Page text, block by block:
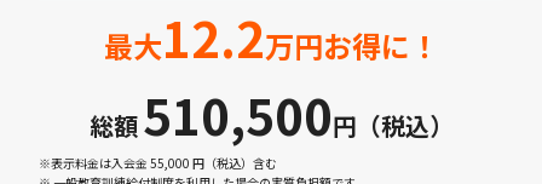
最大12.2万円お得に！
総額510,500円（税込）
※表示料金は入会金 55,000 円（税込）含む